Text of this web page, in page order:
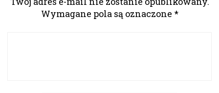
Wymagane pola są oznaczone *